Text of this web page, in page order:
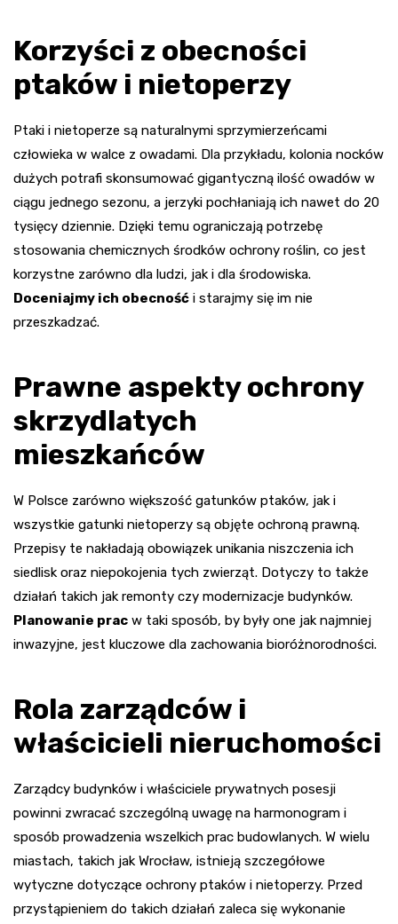
Korzyści z obecności
ptaków i nietoperzy
Ptaki i nietoperze są naturalnymi sprzymierzeńcami
człowieka w walce z owadami. Dla przykładu, kolonia nocków
dużych potrafi skonsumować gigantyczną ilość owadów w
ciągu jednego sezonu, a jerzyki pochłaniają ich nawet do 20
tysięcy dziennie. Dzięki temu ograniczają potrzebę
stosowania chemicznych środków ochrony roślin, co jest
korzystne zarówno dla ludzi, jak i dla środowiska.
Doceniajmy ich obecność i starajmy się im nie
przeszkadzać.
Prawne aspekty ochrony
skrzydlatych
mieszkańców
W Polsce zarówno większość gatunków ptaków, jak i
wszystkie gatunki nietoperzy są objęte ochroną prawną.
Przepisy te nakładają obowiązek unikania niszczenia ich
siedlisk oraz niepokojenia tych zwierząt. Dotyczy to także
działań takich jak remonty czy modernizacje budynków.
Planowanie prac w taki sposób, by były one jak najmniej
inwazyjne, jest kluczowe dla zachowania bioróżnorodności.
Rola zarządców i
właścicieli nieruchomości
Zarządcy budynków i właściciele prywatnych posesji
powinni zwracać szczególną uwagę na harmonogram i
sposób prowadzenia wszelkich prac budowlanych. W wielu
miastach, takich jak Wrocław, istnieją szczegółowe
wytyczne dotyczące ochrony ptaków i nietoperzy. Przed
przystąpieniem do takich działań zaleca się wykonanie